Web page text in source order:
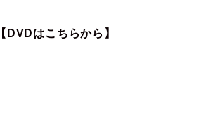
【DVDはこちらから】